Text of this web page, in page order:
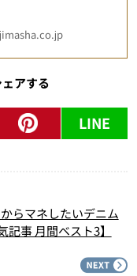
アする
LINE
らマネしたいデニム
事 月間ベスト3】